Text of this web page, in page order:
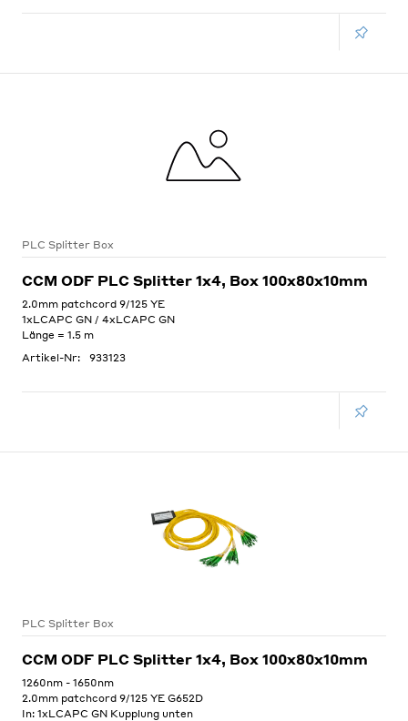
PLC Splitter Box
CCM ODF PLC Splitter 1x4, Box 100x80x10mm
2.0mm patchcord 9/125 YE
1xLCAPC GN / 4xLCAPC GN
Länge = 1.5 m
Artikel-Nr:
933123
PLC Splitter Box
CCM ODF PLC Splitter 1x4, Box 100x80x10mm
1260nm - 1650nm
2.0mm patchcord 9/125 YE G652D
In: 1xLCAPC GN Kupplung unten